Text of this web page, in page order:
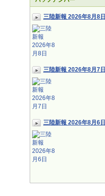
三陸新報 2026年8月8日
三陸新報 2026年8月7日
三陸新報 2026年8月6日